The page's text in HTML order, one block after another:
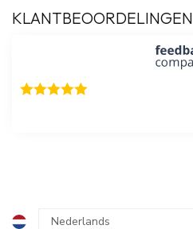
KLANTBEOORDELINGEN